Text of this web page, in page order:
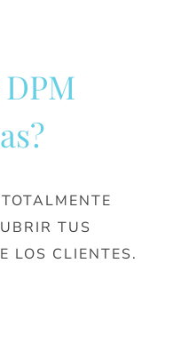
TUS
LOS CLIENTES.